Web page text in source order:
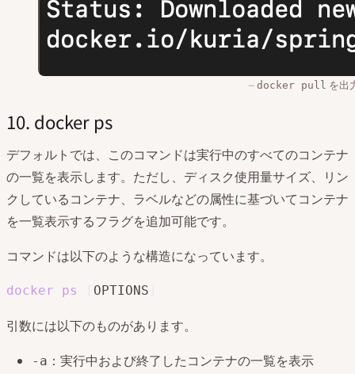
docker pull を出
10. docker ps
デフォルトでは、このコマンドは実行中のすべてのコンテナ
の一覧を表示します。ただし、ディスク使用量サイズ、リン
クしているコンテナ、ラベルなどの属性に基づいてコンテナ
を一覧表示するフラグを追加可能です。
コマンドは以下のような構造になっています。
docker ps OPTIONS
引数には以下のものがあります。
-a ：実行中および終了したコンテナの一覧を表示